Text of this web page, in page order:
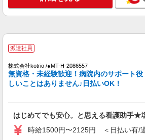
キープ
株式会社kotrio /●MT-H-2158858
塩尻市のナースエイド
ムの戦力になれる
時給1500円〜2125
塩尻市
キープ
派遣社員
株式会社kotrio /●MT-H-2086557
無資格・未経験歓迎！病院内のサポート役
しいことはありません♪日払いOK！
はじめてでも安心。と思える看護助手★
時給1500円〜2125円 ＜日払い有/